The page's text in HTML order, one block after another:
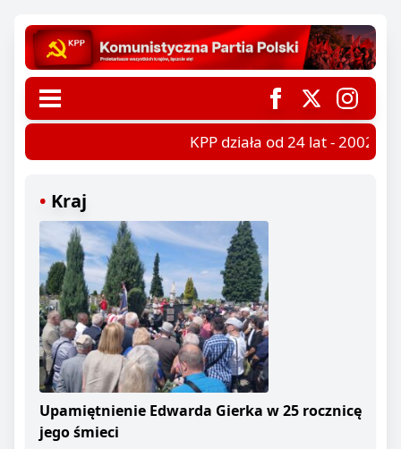
KPP działa od 24 lat - 2002-
Kraj
Upamiętnienie Edwarda Gierka w 25 rocznicę
jego śmieci